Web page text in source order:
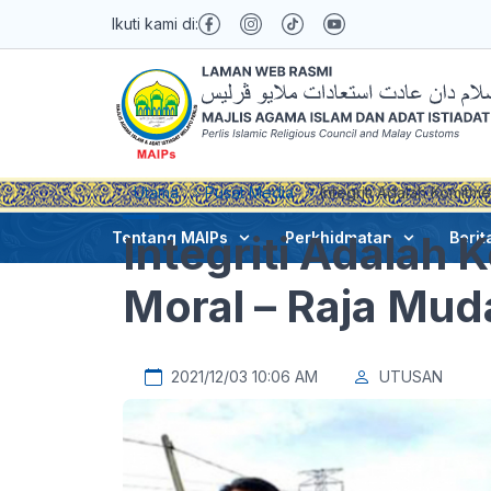
Ikuti kami di:
Tentang MAIPs Perkhidmatan
Utama Pusat Media Integriti Adalah
Integriti Adalah
Moral – Raja
2021/12/03 10:06 AM UTUSAN